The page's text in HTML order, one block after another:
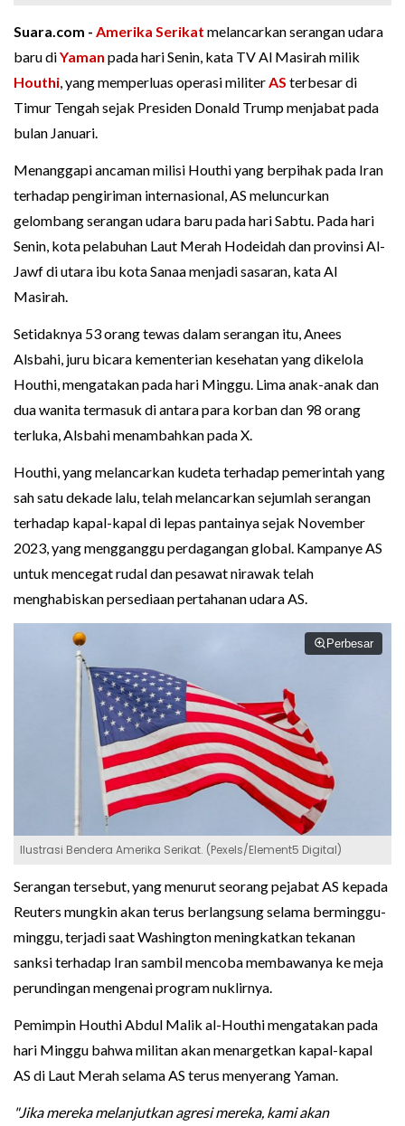
Suara.com - Amerika Serikat melancarkan serangan udara
baru diYaman pada hari Senin, kata TV Al Masirah milik
Houthi, yang memperluas operasi militerAS terbesar di
Timur Tengah sejak Presiden Donald Trump menjabat pada
bulan Januari.
Menanggapi ancaman milisi Houthi yang berpihak pada Iran
terhadap pengiriman internasional, AS meluncurkan
gelombang serangan udara baru pada hari Sabtu. Pada hari
Senin, kota pelabuhan Laut Merah Hodeidah dan provinsi Al-
Jawf di utara ibu kota Sanaa menjadi sasaran, kata Al
Masirah.
Setidaknya 53 orang tewas dalam serangan itu, Anees
Alsbahi, juru bicara kementerian kesehatan yang dikelola
Houthi, mengatakan pada hari Minggu. Lima anak-anak dan
dua wanita termasuk di antara para korban dan 98 orang
terluka, Alsbahi menambahkan pada X.
Houthi, yang melancarkan kudeta terhadap pemerintah yang
sah satu dekade lalu, telah melancarkan sejumlah serangan
terhadap kapal-kapal di lepas pantainya sejak November
2023, yang mengganggu perdagangan global. Kampanye AS
untuk mencegat rudal dan pesawat nirawak telah
menghabiskan persediaan pertahanan udara AS.
Perbesar
Ilustrasi Bendera Amerika Serikat. (Pexels/Element5 Digital)
Serangan tersebut, yang menurut seorang pejabat AS kepada
Reuters mungkin akan terus berlangsung selama berminggu-
minggu, terjadi saat Washington meningkatkan tekanan
sanksi terhadap Iran sambil mencoba membawanya ke meja
perundingan mengenai program nuklirnya.
Pemimpin Houthi Abdul Malik al-Houthi mengatakan pada
hari Minggu bahwa militan akan menargetkan kapal-kapal
AS di Laut Merah selama AS terus menyerang Yaman.
"Jika mereka melanjutkan agresi mereka, kami akan